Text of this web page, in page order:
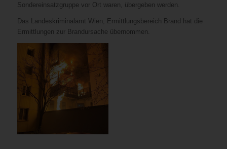
Sondereinsatzgruppe vor Ort waren, übergeben werden.
Das Landeskriminalamt Wien, Ermittlungsbereich Brand hat die
Ermittlungen zur Brandursache übernommen.